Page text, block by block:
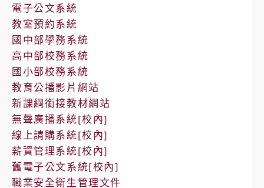
電子公文系統
教室預約系統
國中部學務系統
高中部校務系統
國小部校務系統
教育公播影片網站
新課綱銜接教材網站
無聲廣播系統[校內]
線上請購系統[校內]
薪資管理系統[校內]
舊電子公文系統[校內]
職業安全衛生管理文件